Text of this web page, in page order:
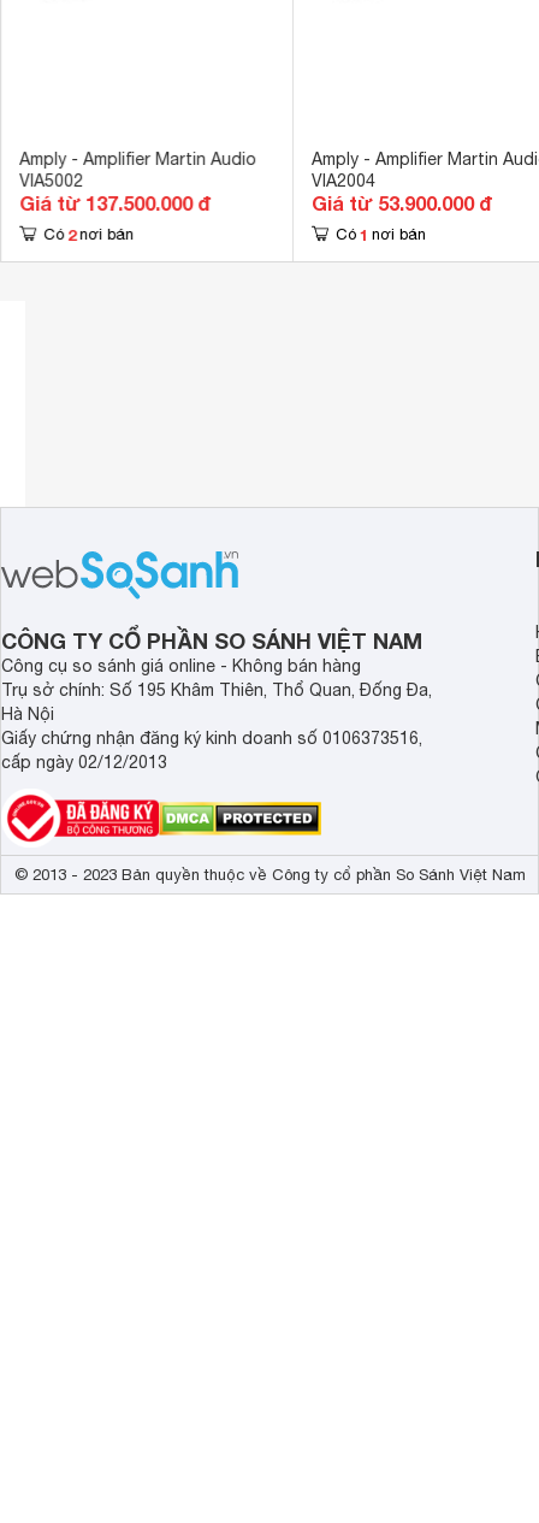
Amply - Amplifier Martin Audio
VIA5002
Giá từ 137.500.000 đ
Có 2 nơi bán
Amply - Amplifier Martin
VIA2004
Giá từ 53.900.000 đ
Có 1 nơi bán
CÔNG TY CỔ PHẦN SO SÁNH VIỆT NAM
Công cụ so sánh giá online - Không bán hàng
Trụ sở chính: Số 195 Khâm Thiên, Thổ Quan, Đống Đa,
Hà Nội
Giấy chứng nhận đăng ký kinh doanh số 0106373516,
cấp ngày 02/12/2013
© 2013 - 2023 Bản quyền thuộc về Công ty cổ phần So Sánh Việt Nam